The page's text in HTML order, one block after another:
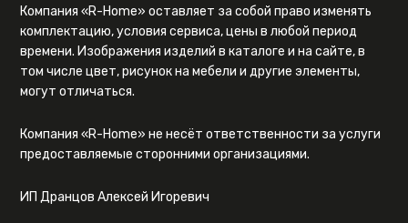
Компания «R-Home» оставляет за собой право изменять
комплектацию, условия сервиса, цены в любой период
времени. Изображения изделий в каталоге и на сайте, в
том числе цвет, рисунок на мебели и другие элементы,
могут отличаться.
Компания «R-Home» не несёт ответственности за услуги
предоставляемые сторонними организациями.
ИП Дранцов Алексей Игоревич